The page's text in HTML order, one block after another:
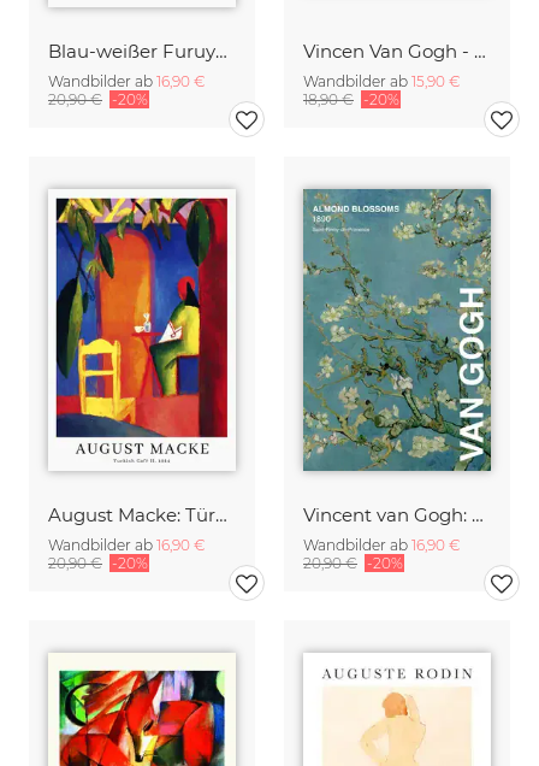
Blau-weißer Furuya Korin Druck aus Shima-Shima
Wandbilder ab 16,90 €
20,90 € -20%
Vincen Van Gogh - Sonnenblumen
Wandbilder ab 15,90 €
18,90 € -20%
August Macke: Türkisches Café - Ausstellungsposter
Wandbilder ab 16,90 €
20,90 € -20%
Vincent van Gogh: Mandelblüte - Ausstellungsposter
Wandbilder ab 16,90 €
20,90 € -20%